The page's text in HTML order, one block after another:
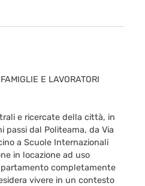
E LAVORATORI
e ricercate della città, in
passi dal Politeama, da Via
a Scuole Internazionali
in locazione ad uso
completamente
vivere in un contesto